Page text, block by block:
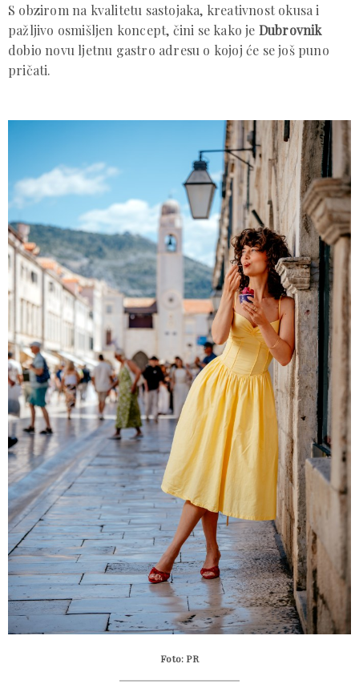
S obzirom na kvalitetu sastojaka, kreativnost okusa i
pažljivo osmišljen koncept, čini se kako je Dubrovnik
dobio novu ljetnu gastro adresu o kojoj će se još puno
pričati.
Foto: PR